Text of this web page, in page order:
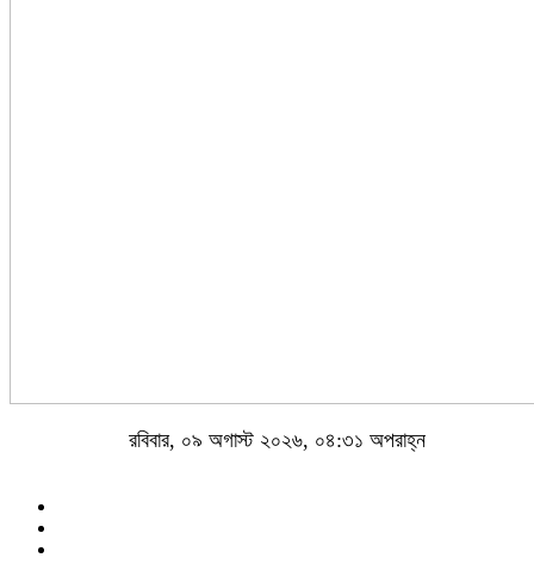
রবিবার, ০৯ অগাস্ট ২০২৬, ০৪:৩১ অপরাহ্ন